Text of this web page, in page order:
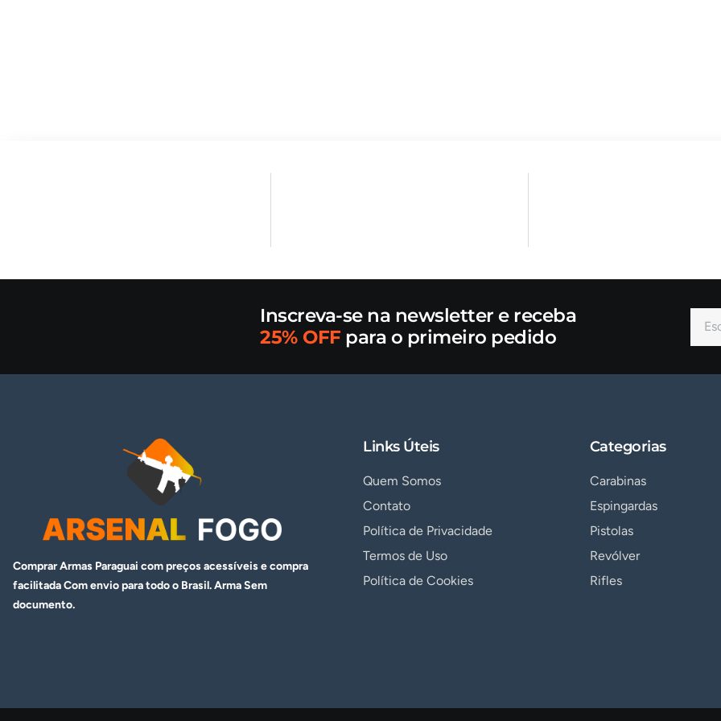
Inscreva-se na newsletter e receba
25% OFF para o primeiro pedido
Comprar Armas Paraguai com preços acessíveis e compra
facilitada Com envio para todo o Brasil. ArmaSem
documento.
Links Úteis
Quem Somos
Contato
Política de Privacidade
Termos de Uso
Política de Cookies
Categorias
Carabinas
Espingardas
Pistolas
Revólver
Rifles